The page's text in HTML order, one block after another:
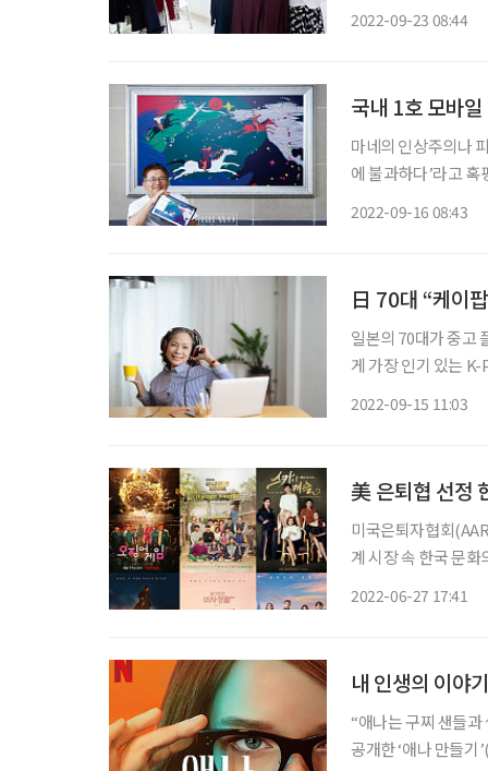
2022-09-23 08:44
국내 1호 모바
마네의 인상주의나
에 불과하다’라고 혹
2022-09-16 08:43
日 70대 “케이
일본의 70대가 중고
게 가장 인기 있는
2022-09-15 11:03
美 은퇴협 선정
미국은퇴자협회
계 시장 속 한국 문
2022-06-27 17:41
내 인생의 이야
“애나는 구찌 샌들
공개한 ‘애나 만들기’(Inventing Anna)는 바로 글로벌 시청 순위 1위에 오르더니 2주 연속